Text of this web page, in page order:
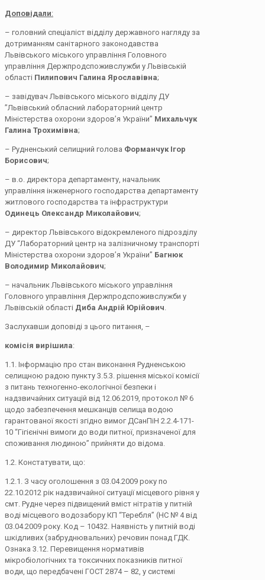
Доповідали:
– головний спеціаліст відділу державного нагляду за
дотриманням санітарного законодавства
Львівського міського управління Головного
управління Держпродспоживслужби у Львівській
області Пилипович Галина Ярославівна;
– завідувач Львівського міського відділу ДУ
”Львівський обласний лабораторний центр
Міністерства охорони здоров’я України” Михальчук
Галина Трохимівна;
– Рудненський селищний голова Форманчук Ігор
Борисович;
– в.о. директора департаменту, начальник
управління інженерного господарства департаменту
житлового господарства та інфраструктури
Одинець Олександр Миколайович;
– директор Львівського відокремленого підрозділу
ДУ “Лабораторний центр на залізничному транспорті
Міністерства охорони здоров’я України” Багнюк
Володимир Миколайович;
– начальник Львівського міського управління
Головного управління Держпродспоживслужби у
Львівській області Диба Андрій Юрійович.
Заслухавши доповіді з цього питання, –
комісія вирішила:
1.1. Інформацію про стан виконання Рудненською
селищною радою пункту 3.5.3. рішення міської комісії
з питань техногенно-екологічної безпеки і
надзвичайних ситуацій від 12.06.2019, протокол № 6
щодо забезпечення мешканців селища водою
гарантованої якості згідно вимог ДСанПіН 2.2.4-171-
10 “Гігієнічні вимоги до води питної, призначеної для
споживання людиною” прийняти до відома.
1.2. Констатувати, що:
1.2.1. З часу оголошення з 03.04.2009 року по
22.10.2012 рік надзвичайної ситуації місцевого рівня у
смт. Рудне через підвищений вміст нітратів у питній
воді місцевого водозабору КП “Теребля” (НС № 4 від
03.04.2009 року. Код – 10432. Наявність у питній воді
шкідливих (забруднювальних) речовин понад ГДК.
Ознака 3.12. Перевищення нормативів
мікробіологічних та токсичних показників питної
води, що передбачені ГОСТ 2874 – 82, у системі